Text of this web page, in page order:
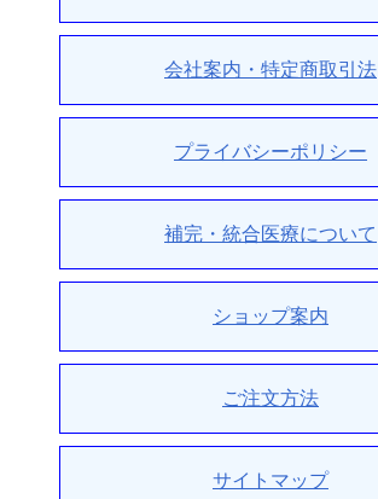
会社案内・特定商取引法
プライバシーポリシー
補完・統合医療について
ショップ案内
ご注文方法
サイトマップ